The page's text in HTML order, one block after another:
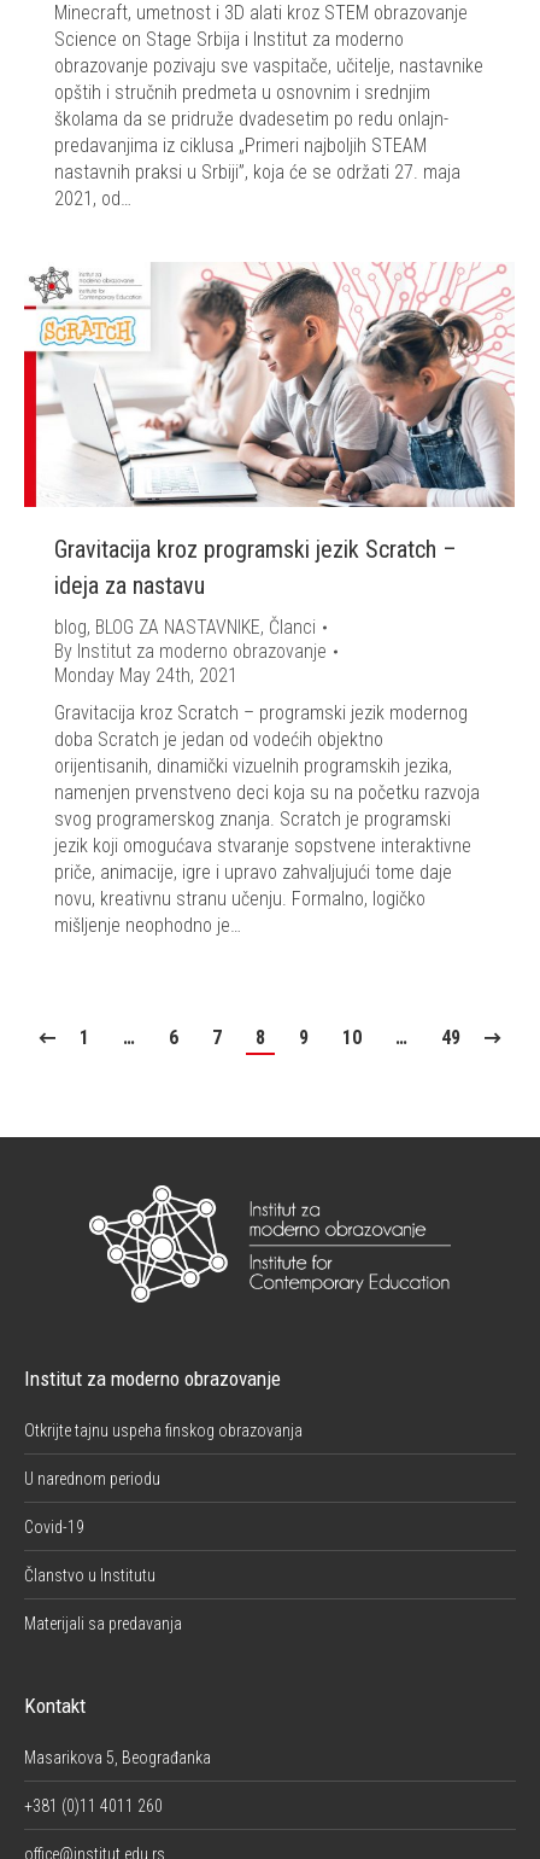
Minecraft, umetnost i 3D alati kroz STEM obrazovanje
Science on Stage Srbija i Institut za moderno
obrazovanje pozivaju sve vaspitače, učitelje, nastavnike
opštih i stručnih predmeta u osnovnim i srednjim
školama da se pridruže dvadesetim po redu onlajn-
predavanjima iz ciklusa „Primeri najboljih STEAM
nastavnih praksi u Srbiji”, koja će se održati 27. maja
2021, od…
Gravitacija kroz programski jezik Scratch –
ideja za nastavu
blog, BLOG ZA NASTAVNIKE, Članci
By Institut za moderno obrazovanje
Monday May 24th, 2021
Gravitacija kroz Scratch – programski jezik modernog
doba Scratch je jedan od vodećih objektno
orijentisanih, dinamički vizuelnih programskih jezika,
namenjen prvenstveno deci koja su na početku razvoja
svog programerskog znanja. Scratch je programski
jezik koji omogućava stvaranje sopstvene interaktivne
priče, animacije, igre i upravo zahvaljujući tome daje
novu, kreativnu stranu učenju. Formalno, logičko
mišljenje neophodno je…
1 … 6 7 8 9 10 … 49
Institut za moderno obrazovanje
Otkrijte tajnu uspeha finskog obrazovanja
U narednom periodu
Covid-19
Članstvo u Institutu
Materijali sa predavanja
Kontakt
Masarikova 5, Beograđanka
+381 (0)11 4011 260
office@institut.edu.rs